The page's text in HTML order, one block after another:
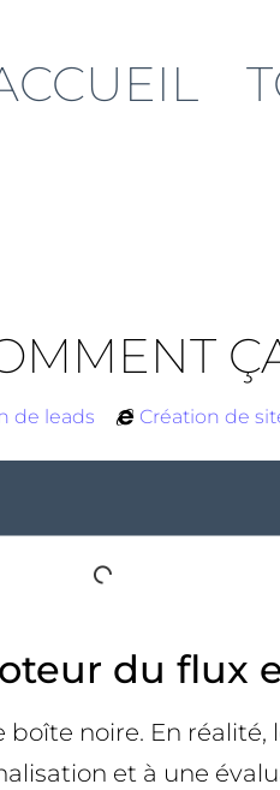
de leads Création de
du flux
noire. En
et à une